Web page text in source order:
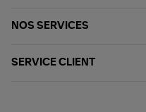
NOS SERVICES
SERVICE CLIENT